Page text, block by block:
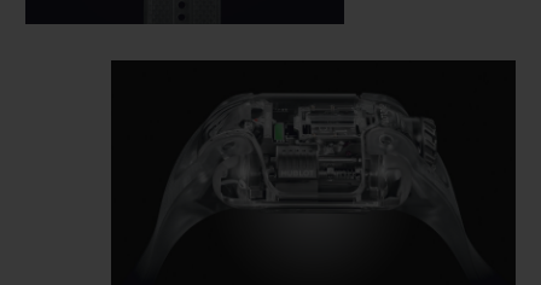
cette mécanique unique et différente.
La pièce n’a pas de cadran : Hublot
fusionne calibre et cadran. Le mouvement
est le visage et l’âme de la montre. Le
regard est en prise directe sur sa mécanique